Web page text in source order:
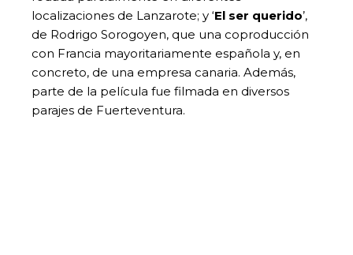
localizaciones de Lanzarote; y ‘El ser querido’,
de Rodrigo Sorogoyen, que una coproducción
con Francia mayoritariamente española y, en
concreto, de una empresa canaria. Además,
parte de la película fue filmada en diversos
parajes de Fuerteventura.